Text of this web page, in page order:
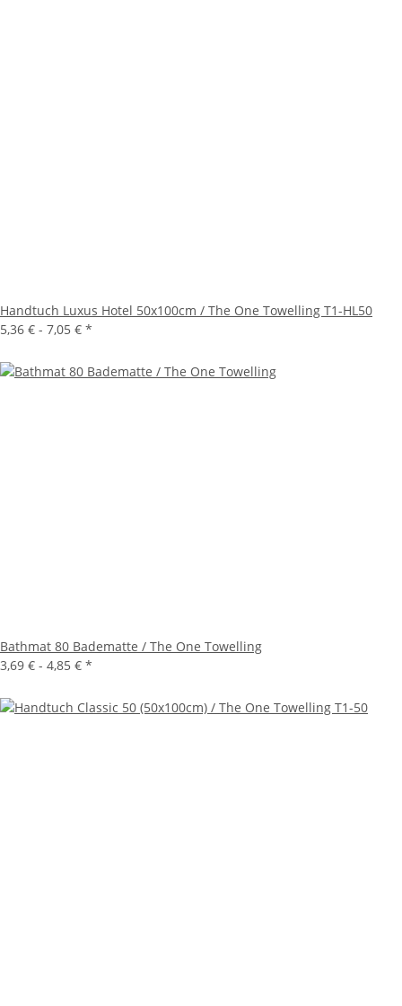
Handtuch Luxus Hotel 50x100cm / The One Towelling T1-HL50
5,36 € - 7,05 € *
Bathmat 80 Badematte / The One Towelling
3,69 € - 4,85 € *